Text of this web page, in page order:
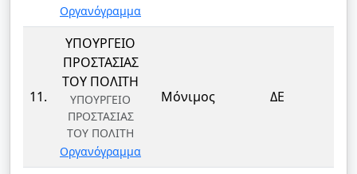
Οργανόγραμμα
11.
ΥΠΟΥΡΓΕΙΟ
ΠΡΟΣΤΑΣΙΑΣ
ΤΟΥ ΠΟΛΙΤΗ
ΥΠΟΥΡΓΕΙΟ
ΠΡΟΣΤΑΣΙΑΣ
ΤΟΥ ΠΟΛΙΤΗ
Οργανόγραμμα
Μόνιμος ΔΕ